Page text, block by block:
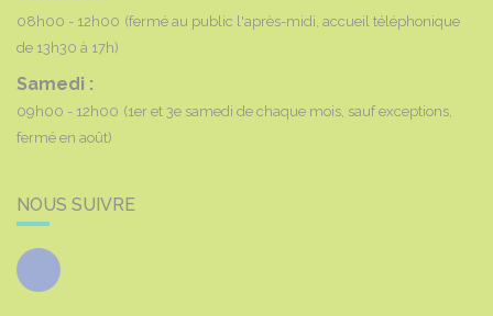
08h00 - 12h00 (fermé au public l'après-midi, accueil téléphonique
de 13h30 à 17h)
Samedi :
09h00 - 12h00 (1er et 3e samedi de chaque mois, sauf exceptions,
fermé en août)
NOUS SUIVRE
Facebook